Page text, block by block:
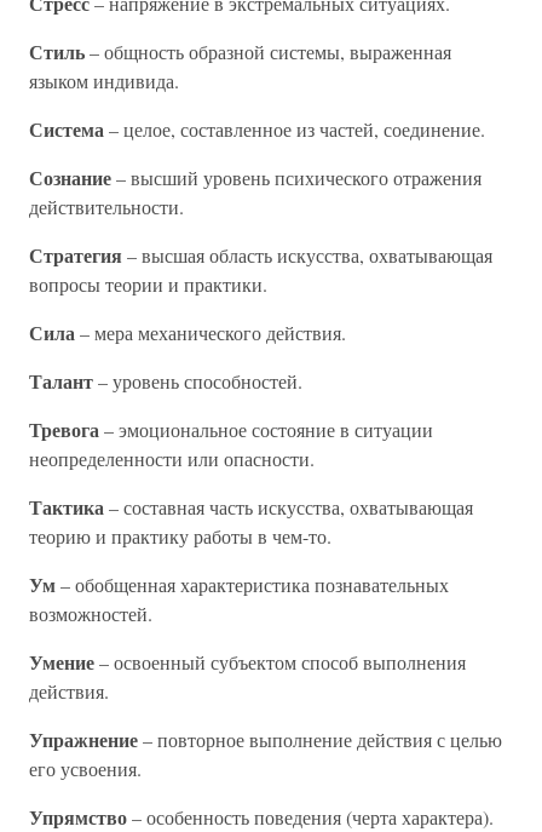
Стиль– общность образной системы, выраженная
языком индивида.
Система– целое, составленное из частей, соединение.
Сознание– высший уровень психического отражения
действительности.
Стратегия – высшая область искусства, охватывающая
вопросы теории и практики.
Сила– мера механического действия.
Талант– уровень способностей.
Тревога– эмоциональное состояние в ситуации
неопределенности или опасности.
Тактика– составная часть искусства, охватывающая
теорию и практику работы в чем-то.
Ум– обобщенная характеристика познавательных
возможностей.
Умение– освоенный субъектом способ выполнения
действия.
Упражнение– повторное выполнение действия с целью
его усвоения.
Упрямство– особенность поведения (черта характера).